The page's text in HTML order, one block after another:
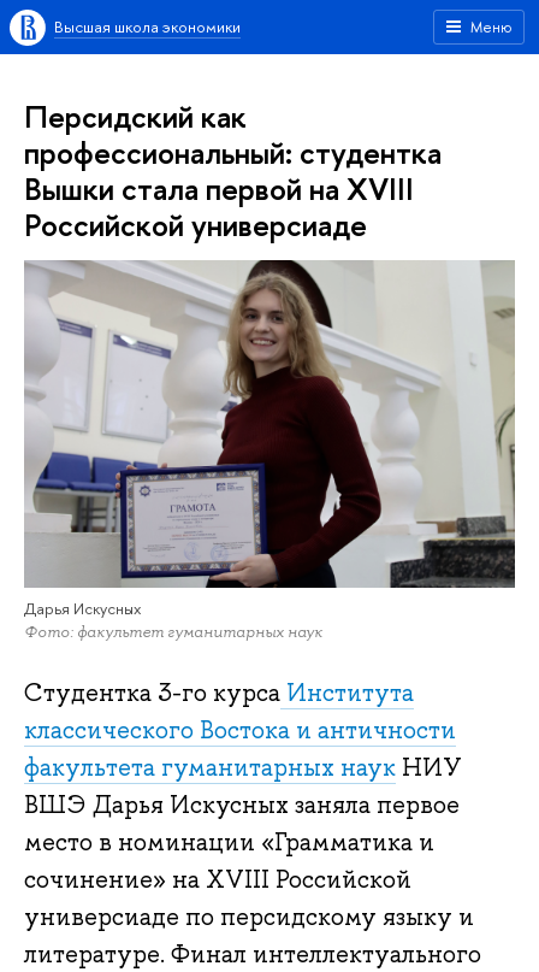
Меню
Высшая школа экономики
Персидский как
профессиональный: студентка
Вышки стала первой на XVIII
Российской универсиаде
Дарья Искусных
Фото: факультет гуманитарных наук
Студентка 3-го курса Института
классического Востока и античности
факультета гуманитарных наук НИУ
ВШЭ Дарья Искусных заняла первое
место в номинации «Грамматика и
сочинение» на XVIII Российской
универсиаде по персидскому языку и
литературе. Финал интеллектуального